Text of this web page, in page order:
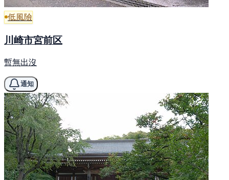
低風險
川崎市宮前区
暫無出沒
通知